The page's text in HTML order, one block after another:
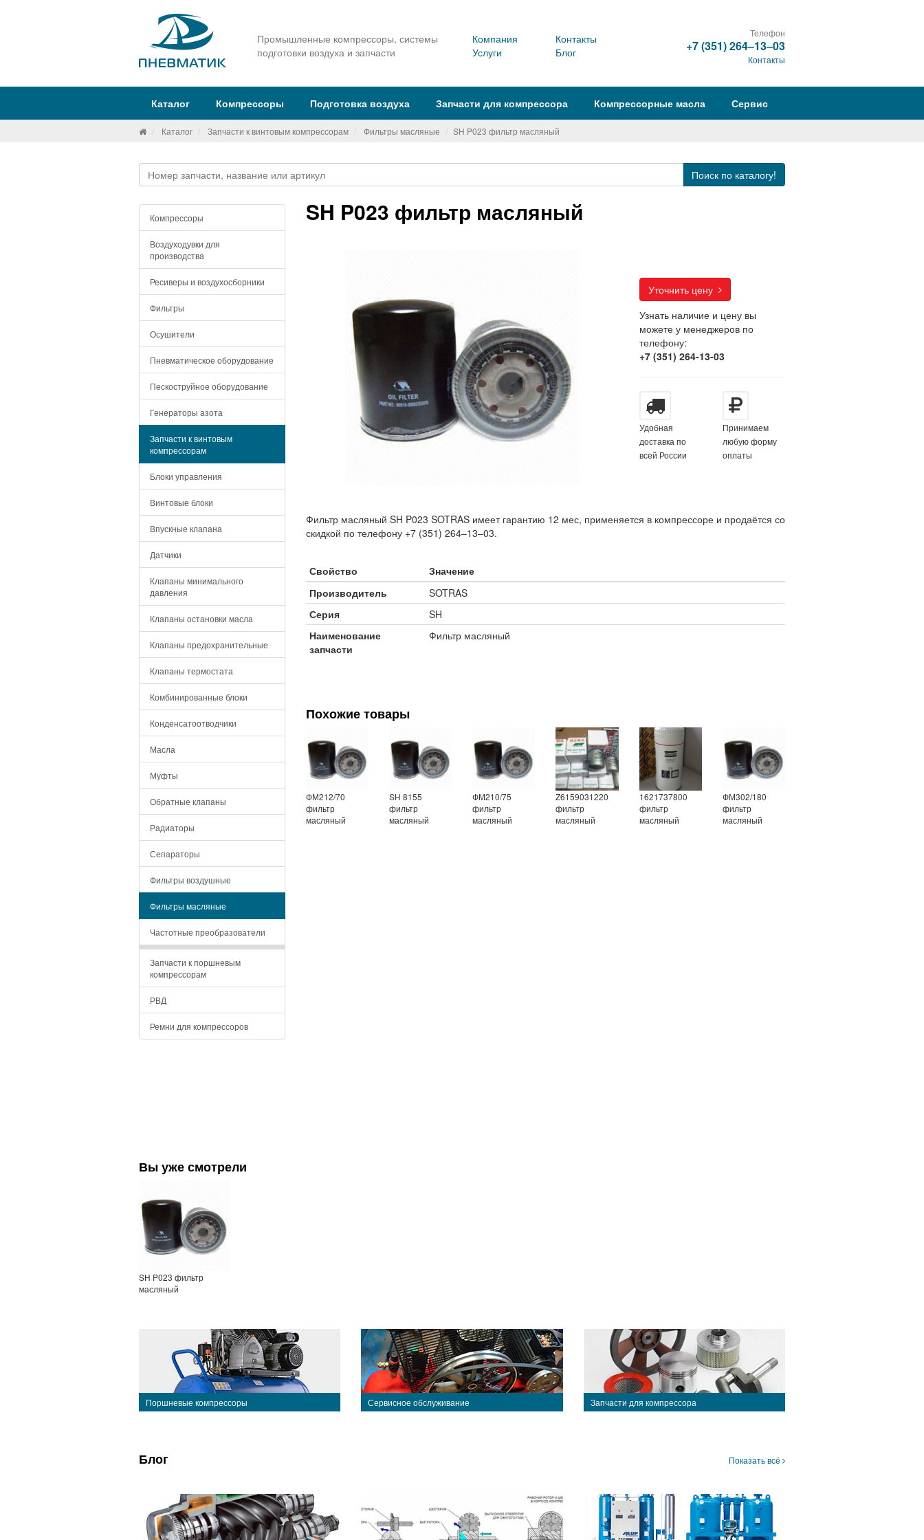
Промышленные компрессоры, системы
подготовки воздуха и запчасти
Компания
Услуги
Контакты
Блог
Телефон
+7 (351) 264‒13‒03
Контакты
Каталог Компрессоры Подготовка воздуха Запчасти для компрессора Компрессорные масла Сервис
Каталог Запчасти к винтовым компрессорам Фильтры масляные SH P023 фильтр масляный
Поиск по каталогу!
Компрессоры
Воздуходувки для
производства
Ресиверы и воздухосборники
Фильтры
Осушители
Пневматическое оборудование
Пескоструйное оборудование
Генераторы азота
Запчасти к винтовым
компрессорам
Блоки управления
Винтовые блоки
Впускные клапана
Датчики
Клапаны минимального
давления
Клапаны остановки масла
Клапаны предохранительные
Клапаны термостата
Комбинированные блоки
Конденсатоотводчики
Масла
Муфты
Обратные клапаны
Радиаторы
Сепараторы
Фильтры воздушные
Фильтры масляные
Частотные преобразователи
Запчасти к поршневым
компрессорам
РВД
Ремни для компрессоров
SH P023 фильтр масляный
Уточнить цену
Узнать наличие и цену вы
можете у менеджеров по
телефону:
+7 (351) 264-13-03
Удобная
доставка по
всей России
Принимаем
любую форму
оплаты
Фильтр масляный SH P023 SOTRAS имеет гарантию 12 мес, применяется в компрессоре и продаётся со
скидкой по телефону +7 (351) 264‒13‒03.
Свойство
Значение
Производитель
SOTRAS
Серия
SH
Наименование
запчасти
Фильтр масляный
Похожие товары
ФМ212/70
фильтр
масляный
SH 8155
фильтр
масляный
ФМ210/75
фильтр
масляный
Z6159031220
фильтр
масляный
1621737800
фильтр
масляный
ФМ302/180
фильтр
масляный
Вы уже смотрели
SH P023 фильтр
масляный
Поршневые компрессоры Сервисное обслуживание Запчасти для компрессора
Блог Показать всё